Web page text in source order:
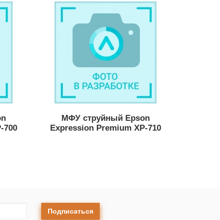
700
МФУ струйный Epson
Expression Premium XP-710
Подписаться